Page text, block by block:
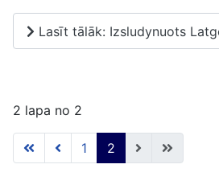
Lasīt tālāk: Izsludynuots
2 lapa no 2
1 2